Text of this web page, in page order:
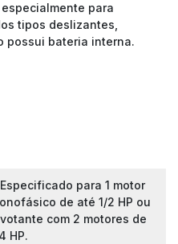
para
tipos deslizantes,
possui bateria interna.
para 1 motor
de até 1/2 HP ou
com 2 motores de
HP.